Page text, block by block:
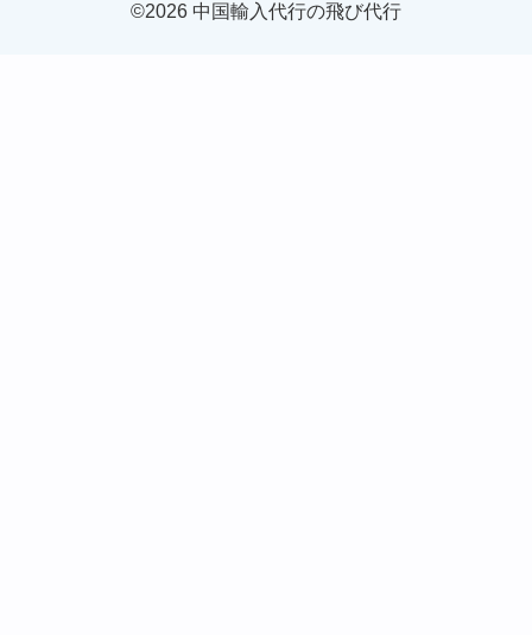
©2026 中国輸入代行の飛び代行